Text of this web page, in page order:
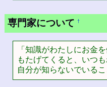
専門家について †
「知識がわたしにお金
もたげてくると、いつ
自分が知らないでいる